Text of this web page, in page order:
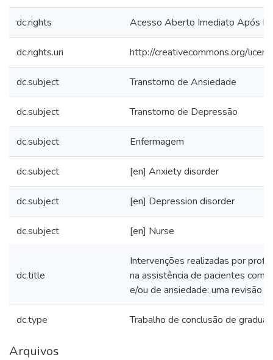
dc.rights Acesso Aberto Imediato Após
dc.rights.uri http://creativecommons.org/
dc.subject Transtorno de Ansiedade
dc.subject Transtorno de Depressão
dc.subject Enfermagem
dc.subject [en] Anxiety disorder
dc.subject [en] Depression disorder
dc.subject [en] Nurse
dc.title
Intervenções realizadas por
na assistência de pacientes com
e/ou de ansiedade: uma revisão
dc.type Trabalho de conclusão de
Arquivos